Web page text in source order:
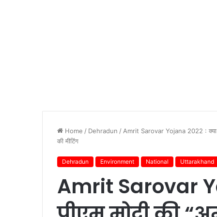
Home / Dehradun / Amrit Sarovar Yojana 2022 : क्या
की मीटिंग
Dehradun Environment National Uttarakhand
Amrit Sarovar